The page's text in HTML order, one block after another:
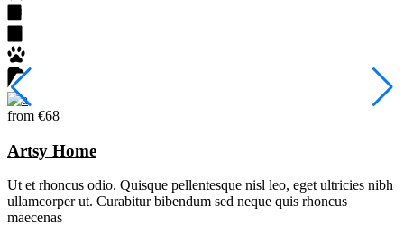
from €68
Artsy Home
Ut et rhoncus odio. Quisque pellentesque nisl leo, eget ultricies nibh
ullamcorper ut. Curabitur bibendum sed neque quis rhoncus
maecenas